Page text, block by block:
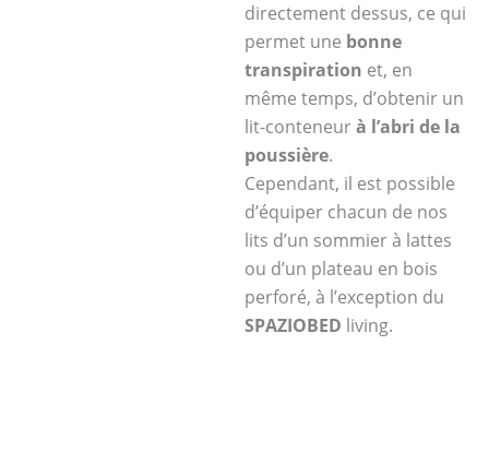
directement dessus, ce qui
permet une bonne
transpiration et, en
même temps, d’obtenir un
lit-conteneurà l’abri de la
poussière.
Cependant, il est possible
d’équiper chacun de nos
lits d’un sommier à lattes
ou d’un plateau en bois
perforé, à l’exception du
SPAZIOBED living.